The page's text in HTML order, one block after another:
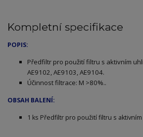
Kompletní specifikace
POPIS:
Předfiltr pro použití filtru s aktivním
AE9102, AE9103, AE9104.
Účinnost filtrace: M >80%..
OBSAH BALENÍ:
1 ks Předfiltr pro použití filtru s